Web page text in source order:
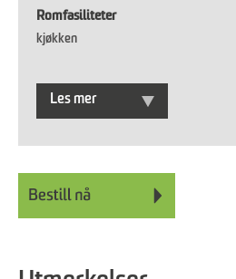
Romfasiliteter
kjøkken
Les mer